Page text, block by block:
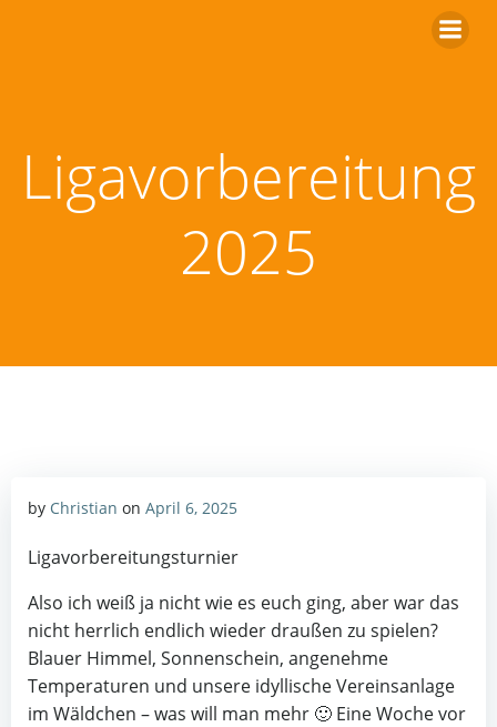
Ligavorbereitung
2025
by Christian on April 6, 2025
Ligavorbereitungsturnier
Also ich weiß ja nicht wie es euch ging, aber war das
nicht herrlich endlich wieder draußen zu spielen?
Blauer Himmel, Sonnenschein, angenehme
Temperaturen und unsere idyllische Vereinsanlage
im Wäldchen – was will man mehr 🙂 Eine Woche vor